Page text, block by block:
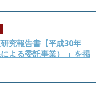
究報告書【平成30年
よる委託事業） 」を掲